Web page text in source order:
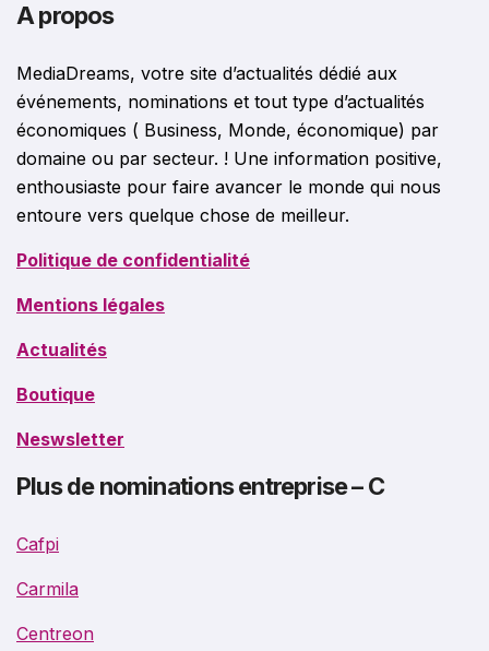
A propos
MediaDreams, votre site d’actualités dédié aux
événements, nominations et tout type d’actualités
économiques ( Business, Monde, économique) par
domaine ou par secteur. ! Une information positive,
enthousiaste pour faire avancer le monde qui nous
entoure vers quelque chose de meilleur.
Politique de confidentialité
Mentions légales
Actualités
Boutique
Neswsletter
Plus de nominations entreprise – C
Cafpi
Carmila
Centreon